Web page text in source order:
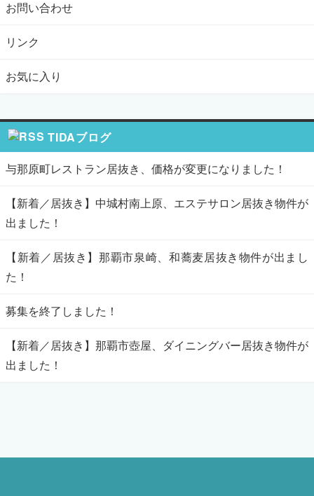
お問い合わせ
リンク
お気に入り
TIDAブログ
与那原町レストラン居抜き、価格が変更になりました！
【新着／居抜き】中城村南上原、エステサロン居抜き物件が
出ました！
【新着／居抜き】那覇市泉崎、和蕎麦居抜き物件が出まし
た！
募集を終了しました！
【新着／居抜き】那覇市壺屋、ダイニングバー居抜き物件が
出ました！